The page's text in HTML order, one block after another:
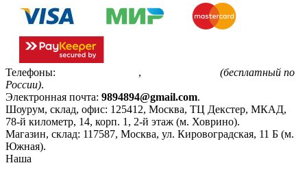
Телефоны: ,
(бесплатный по
России).
Электронная почта: 9894894@gmail.com.
Шоурум, склад, офис: 125412, Москва, ТЦ Декстер, МКАД,
78-й километр, 14, корп. 1, 2-й этаж (м. Ховрино).
Магазин, склад: 117587, Москва, ул. Кировоградская, 11 Б (м.
Южная).
Наша